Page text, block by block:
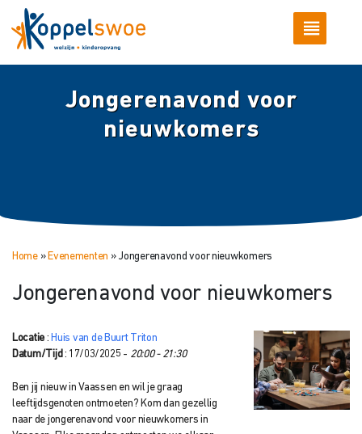
Jongerenavond voor
nieuwkomers
Home» Evenementen » Jongerenavond voor nieuwkomers
Jongerenavond voor nieuwkomers
Locatie : Huis van de Buurt Triton
Datum/Tijd : 17/03/2025 - 20:00 - 21:30
Ben jij nieuw in Vaassen en wil je graag
leeftijdsgenoten ontmoeten? Kom dan gezellig
naar de jongerenavond voor nieuwkomers in